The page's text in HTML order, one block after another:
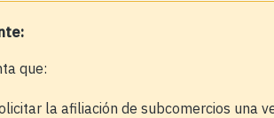
que:
la afiliación de subcomercios una